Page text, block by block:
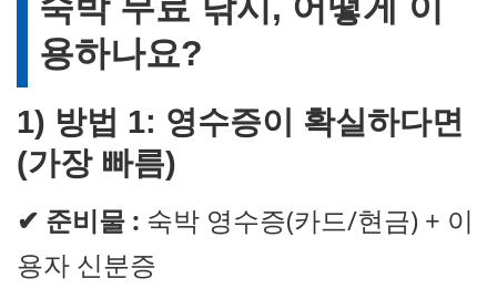
용하나요?
1) 방법 1: 영수증이 확실하다면
(가장 빠름)
✔ 준비물 : 숙박 영수증(카드/현금) + 이
용자 신분증